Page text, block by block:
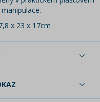
x 23 x 17cm